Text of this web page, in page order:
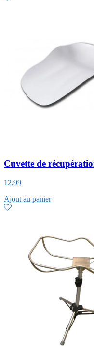
Cuvette de
12,99
Ajout au panier